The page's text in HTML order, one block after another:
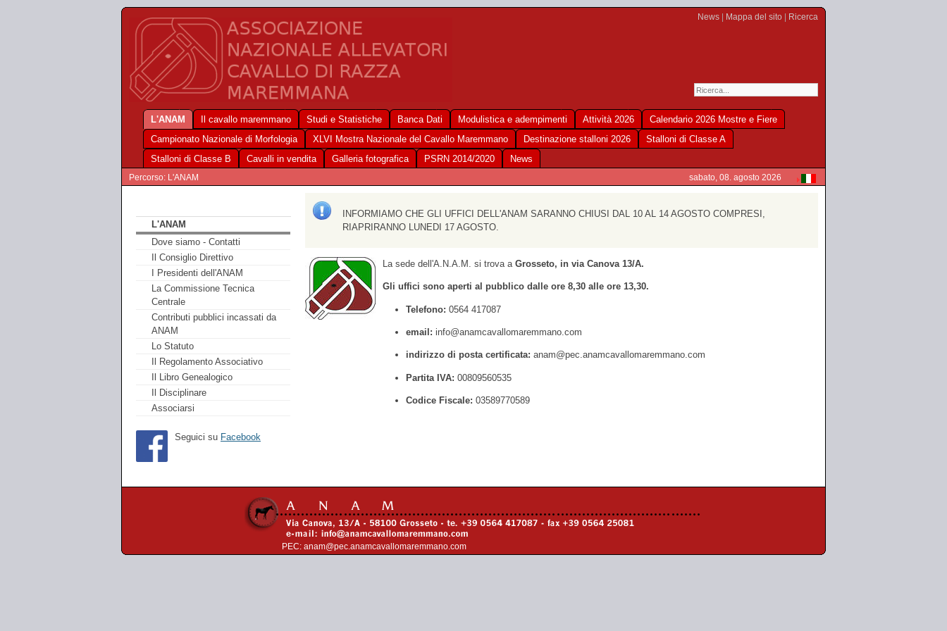
News Mappa del sito Ricerca
L'ANAM Il cavallo maremmano Studi e Statistiche Banca Dati Modulistica e adempimenti Attività 2026
Calendario 2026 Mostre e Fiere
Campionato Nazionale di Morfologia
XLVI Mostra Nazionale del Cavallo Maremmano Destinazione stalloni 2026
Stalloni di Classe A
Stalloni di Classe B
Cavalli in vendita Galleria fotografica PSRN 2014/2020 News
Percorso: L'ANAM sabato, 08. agosto 2026
L'ANAM
Dove siamo - Contatti
Il Consiglio Direttivo
I Presidenti dell'ANAM
La Commissione Tecnica
Centrale
Contributi pubblici incassati da
ANAM
Lo Statuto
Il Regolamento Associativo
Il Libro Genealogico
Il Disciplinare
Associarsi
Seguici su Facebook
INFORMIAMO CHE GLI UFFICI DELL'ANAM SARANNO CHIUSI DAL 10 AL 14 AGOSTO COMPRESI,
RIAPRIRANNO LUNEDI 17 AGOSTO.
La sede dell'A.N.A.M. si trova a Grosseto, in via Canova 13/A.
Gli uffici sono aperti al pubblico dalle ore 8,30 alle ore 13,30.
Telefono: 0564 417087
email: info@anamcavallomaremmano.com
indirizzo di posta certificata: anam@pec.anamcavallomaremmano.com
Partita IVA: 00809560535
Codice Fiscale: 03589770589
PEC: anam@pec.anamcavallomaremmano.com